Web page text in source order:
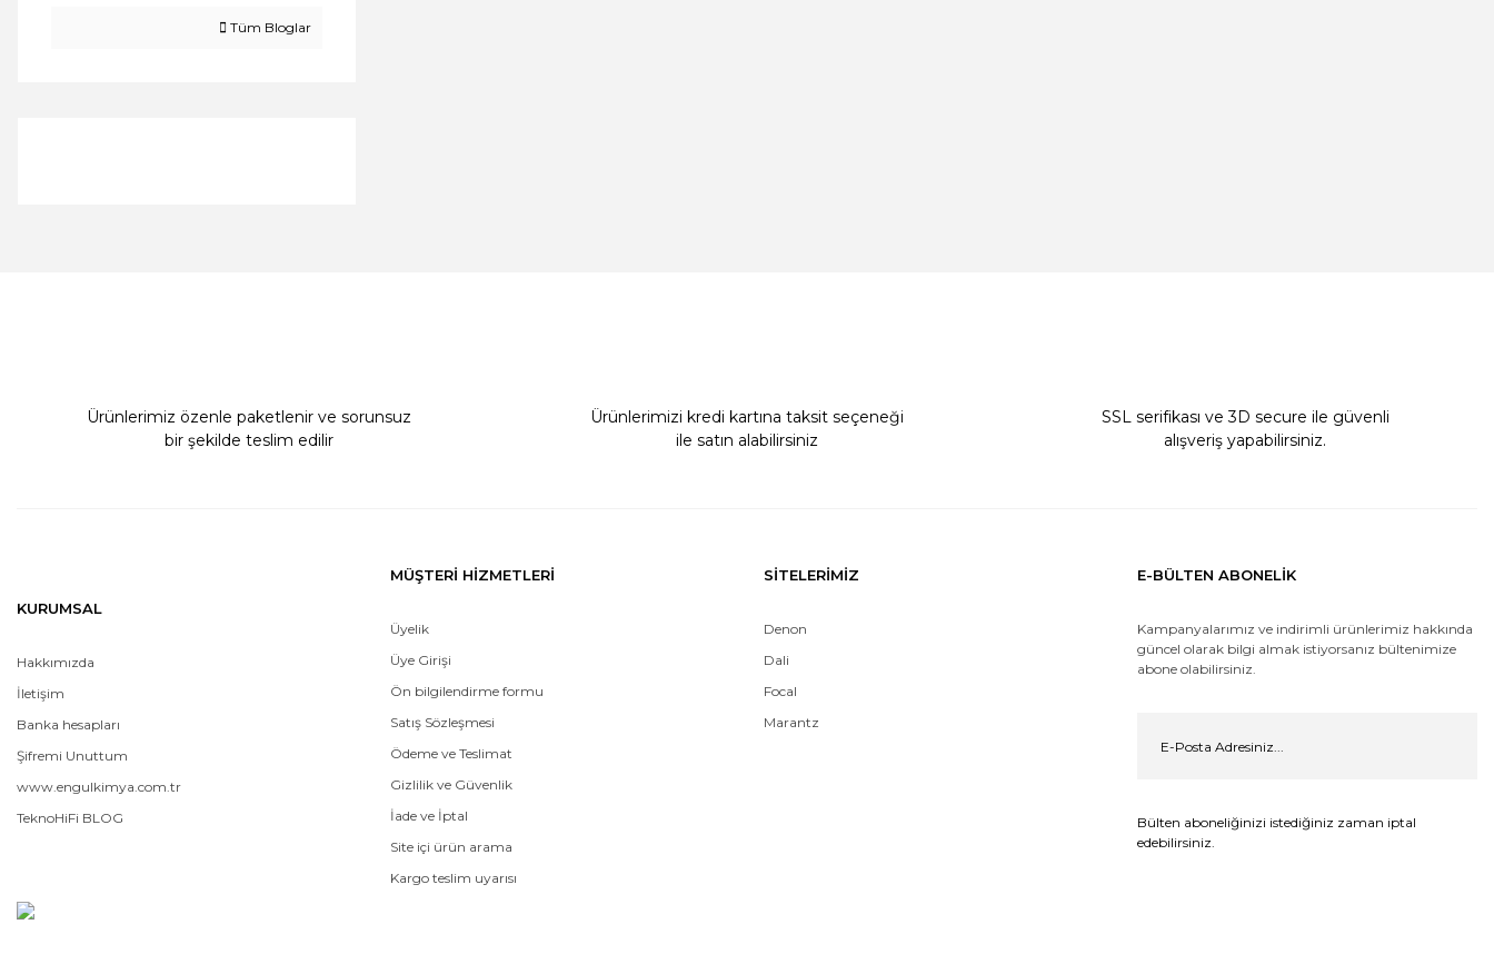
Tüm Bloglar
Ürünlerimiz özenle paketlenir ve sorunsuz
bir şekilde teslim edilir
Ürünlerimizi kredi kartına taksit seçeneği
ile satın alabilirsiniz
SSL serifikası ve 3D secure ile güvenli
alışveriş yapabilirsiniz.
KURUMSAL
Hakkımızda
İletişim
Banka hesapları
Şifremi Unuttum
www.engulkimya.com.tr
TeknoHiFi BLOG
MÜŞTERİ HİZMETLERİ
Üyelik
Üye Girişi
Ön bilgilendirme formu
Satış Sözleşmesi
Ödeme ve Teslimat
Gizlilik ve Güvenlik
İade ve İptal
Site içi ürün arama
Kargo teslim uyarısı
SİTELERİMİZ
Denon
Dali
Focal
Marantz
E-BÜLTEN ABONELİK
Kampanyalarımız ve indirimli ürünlerimiz hakkında
güncel olarak bilgi almak istiyorsanız bültenimize
abone olabilirsiniz.
Bülten aboneliğinizi istediğiniz zaman iptal
edebilirsiniz.